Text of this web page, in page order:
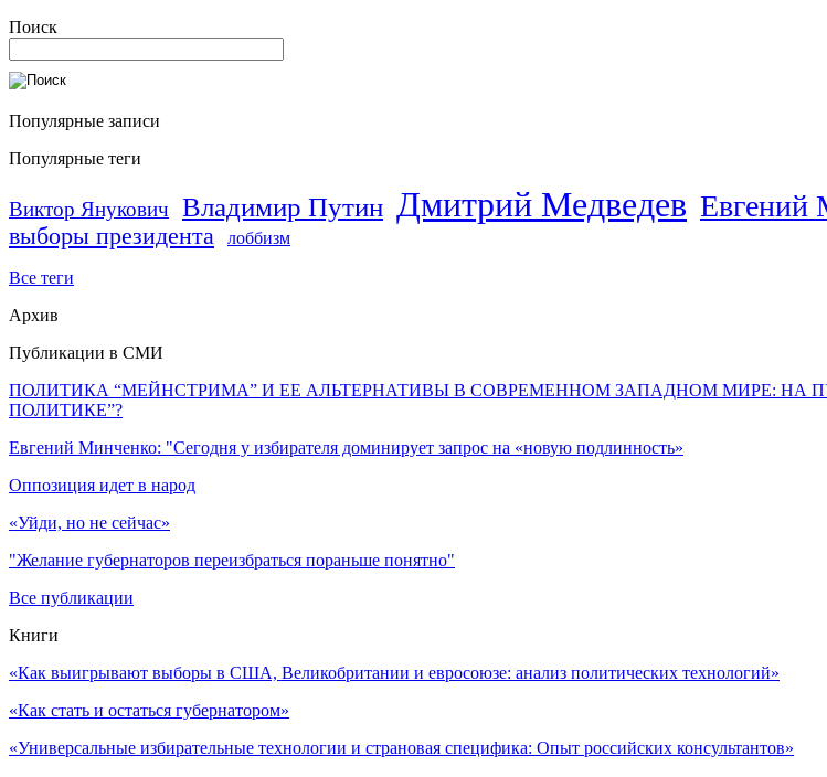
Поиск
Популярные записи
Популярные теги
Виктор Янукович Владимир Путин Дмитрий Медведев Евгений
выборы президента лоббизм
Все теги
Архив
Публикации в СМИ
ПОЛИТИКА “МЕЙНСТРИМА” И ЕЕ АЛЬТЕРНАТИВЫ В СОВРЕМЕННОМ ЗАПАДНОМ МИРЕ: НА
ПОЛИТИКЕ”?
Евгений Минченко: "Сегодня у избирателя доминирует запрос на «новую подлинность»
Оппозиция идет в народ
«Уйди, но не сейчас»
"Желание губернаторов переизбраться пораньше понятно"
Все публикации
Книги
«Как выигрывают выборы в США, Великобритании и евросоюзе: анализ политических технологий»
«Как стать и остаться губернатором»
«Универсальные избирательные технологии и страновая специфика: Опыт российских консультантов»